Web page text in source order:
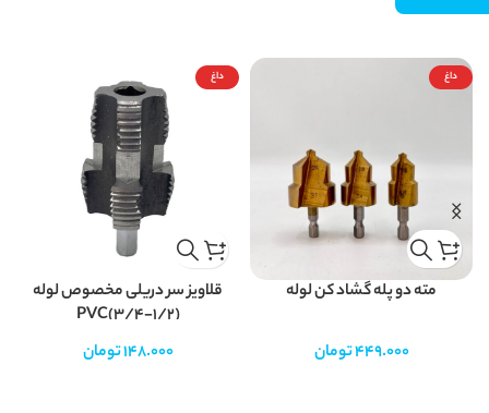
داغ
مته دو پله گشاد کن لوله
449.000تومان
داغ
قلاویز سر دریلی مخصوص لوله
PVC(3/4-1/2)
148.000تومان